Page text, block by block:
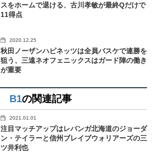
スをホームで退ける、古川孝敏が最終Qだけで
11得点
2020.12.25
秋田ノーザンハピネッツは全員バスケで連勝を
狙う、三遠ネオフェニックスはガード陣の働き
が重要
B1の関連記事
2021.01.01
注目マッチアップはレバンガ北海道のジョーダ
ン・テイラーと信州ブレイブウォリアーズの三
ツ井利也